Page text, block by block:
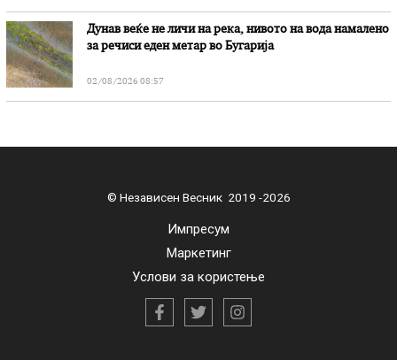
Дунав веќе не личи на река, нивото на вода намалено
за речиси еден метар во Бугарија
02/08/2026 08:57
© Независен Весник 2019 -2026
Импресум
Маркетинг
Услови за користење